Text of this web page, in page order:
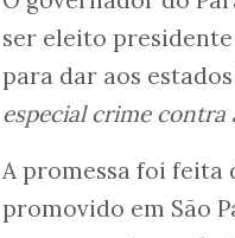
ser eleito
para dar aos
especial crime contra
A promessa foi feita
promovido em São